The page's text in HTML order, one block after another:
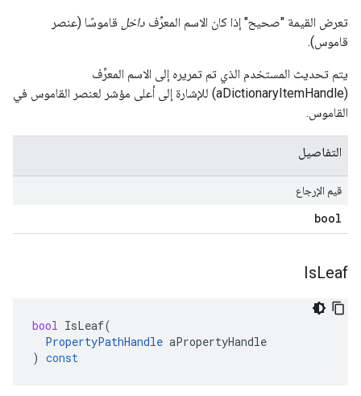
تعرض القيمة "صحيح" إذا كان الاسم المعرِّف داخل قاموسًا (عنصر
قاموس).
يتم تحديث المستخدم الذي تم تمريره إلى الاسم المعرِّف
(aDictionaryItemHandle) للإشارة إلى أعلى مؤشر لعنصر القاموس في
القاموس.
التفاصيل
قيم الإرجاع
bool
IsLeaf
bool IsLeaf(
PropertyPathHandle aPropertyHandle
) const